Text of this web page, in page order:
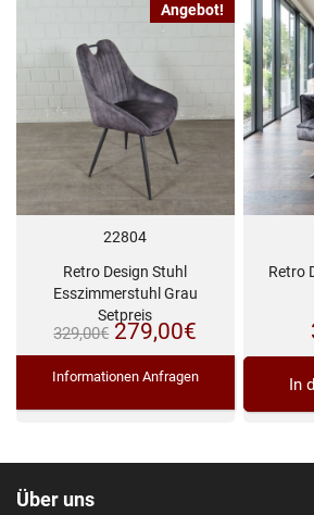
Angebot!
22804
Retro Design Stuhl
Esszimmerstuhl Grau
Setpreis
329,00€ Ursprünglicher
Preis
279,00€
Preis
Informationen Anfragen
Retro
In
Über uns